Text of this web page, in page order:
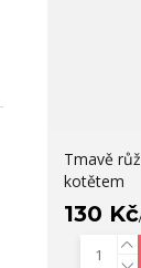
Tmavě
kotětem
130 Kč